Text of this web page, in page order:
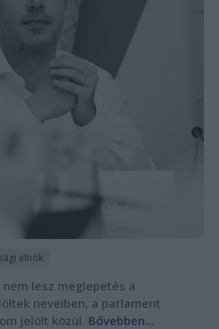
elnök
lesz meglepetés a
neveiben, a parlament
jelölt közül. Bővebben...